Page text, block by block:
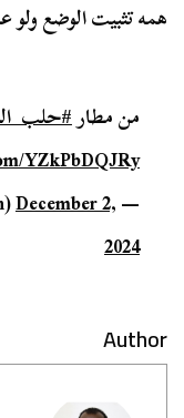
همه تثبيت الوضع ولو
من مطار
YZkPbDQJRy
— Syrian lion (@KindadibSyrian)
December 2,
2024
Author